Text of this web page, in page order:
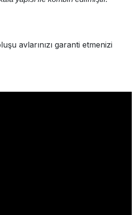
avlarınızı garanti etmenizi